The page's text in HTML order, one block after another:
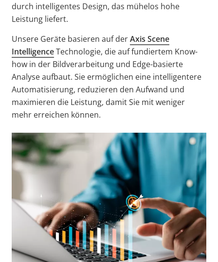
durch intelligentes Design, das mühelos hohe
Leistung liefert.
Unsere Geräte basieren auf derAxis Scene
IntelligenceTechnologie, die auf fundiertem Know-
how in der Bildverarbeitung und Edge-basierte
Analyse aufbaut. Sie ermöglichen eine intelligentere
Automatisierung, reduzieren den Aufwand und
maximieren die Leistung, damit Sie mit weniger
mehr erreichen können.